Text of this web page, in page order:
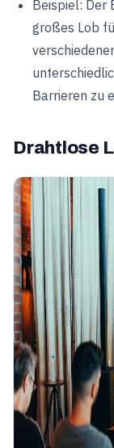
Beispiel: Der
großes Lob
Barrieren zu
Drahtlose